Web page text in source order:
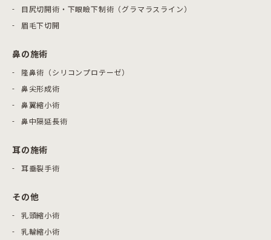
目尻切開術・下眼瞼下制術（グラマラスライン）
眉毛下切開
鼻の施術
隆鼻術（シリコンプロテーゼ）
鼻尖形成術
鼻翼縮小術
鼻中隔延長術
耳の施術
耳垂裂手術
その他
乳頭縮小術
乳輪縮小術